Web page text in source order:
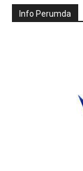
Info Perumda